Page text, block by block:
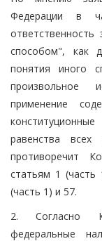
Федерации в
способом", как
понятия иного
произвольное
применение
равенства
противоречит
статьям 1
(часть 1) и 57.
2. Согласно
федеральные